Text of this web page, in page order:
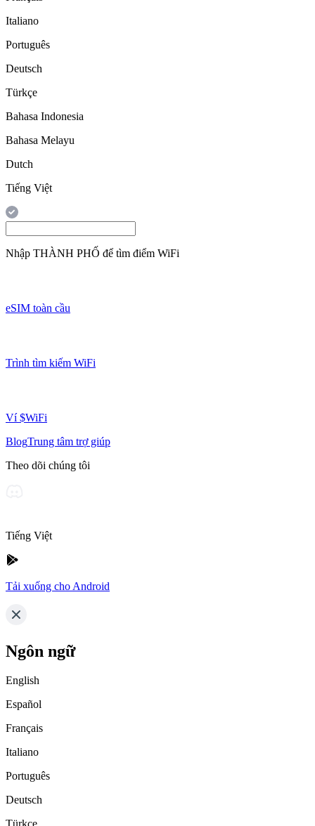
Italiano
Português
Deutsch
Türkçe
Bahasa Indonesia
Bahasa Melayu
Dutch
Tiếng Việt
Nhập THÀNH PHỐ để tìm điểm WiFi
eSIM toàn cầu
Trình tìm kiếm WiFi
Ví $WiFi
BlogTrung tâm trợ giúp
Theo dõi chúng tôi
Tiếng Việt
Tải xuống cho Android
Ngôn ngữ
English
Español
Français
Italiano
Português
Deutsch